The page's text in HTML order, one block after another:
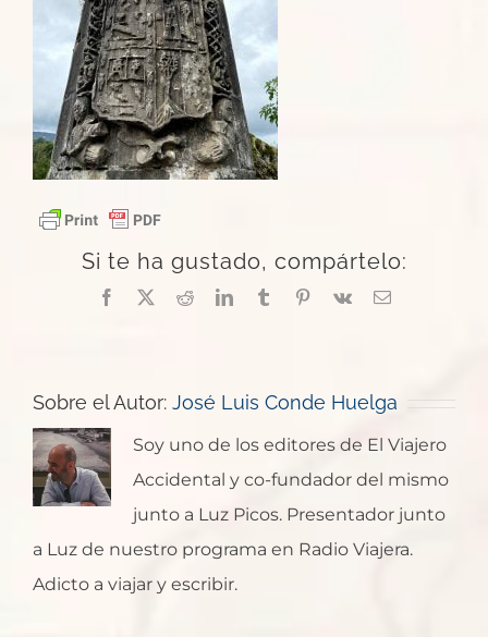
Si te ha gustado, compártelo:
Facebook
X RedditLinkedInTumblrPinterest
Vk
Correo
Sobre el Autor: José Luis Conde Huelga
Soy uno de los editores de El Viajero
Accidental y co-fundador del mismo
junto a Luz Picos. Presentador junto
a Luz de nuestro programa en Radio Viajera.
Adicto a viajar y escribir.